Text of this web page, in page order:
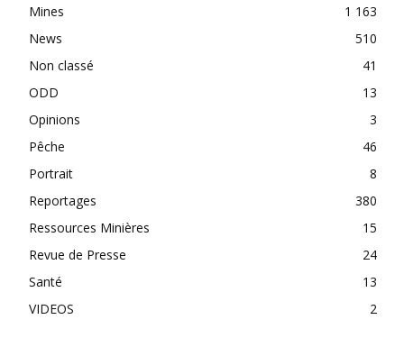
Mines
1 163
News
510
Non classé
41
ODD
13
Opinions
3
Pêche
46
Portrait
8
Reportages
380
Ressources Minières
15
Revue de Presse
24
Santé
13
VIDEOS
2